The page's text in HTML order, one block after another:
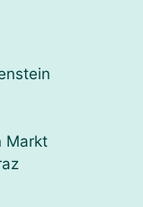
Markt